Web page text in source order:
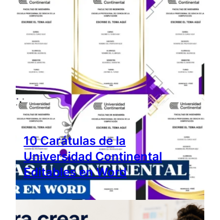
10 Carátulas de la
Universidad Continental
Editables en Word